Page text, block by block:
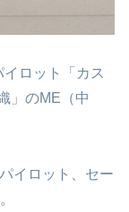
ロット「カス
」のME（中
イロット、セー